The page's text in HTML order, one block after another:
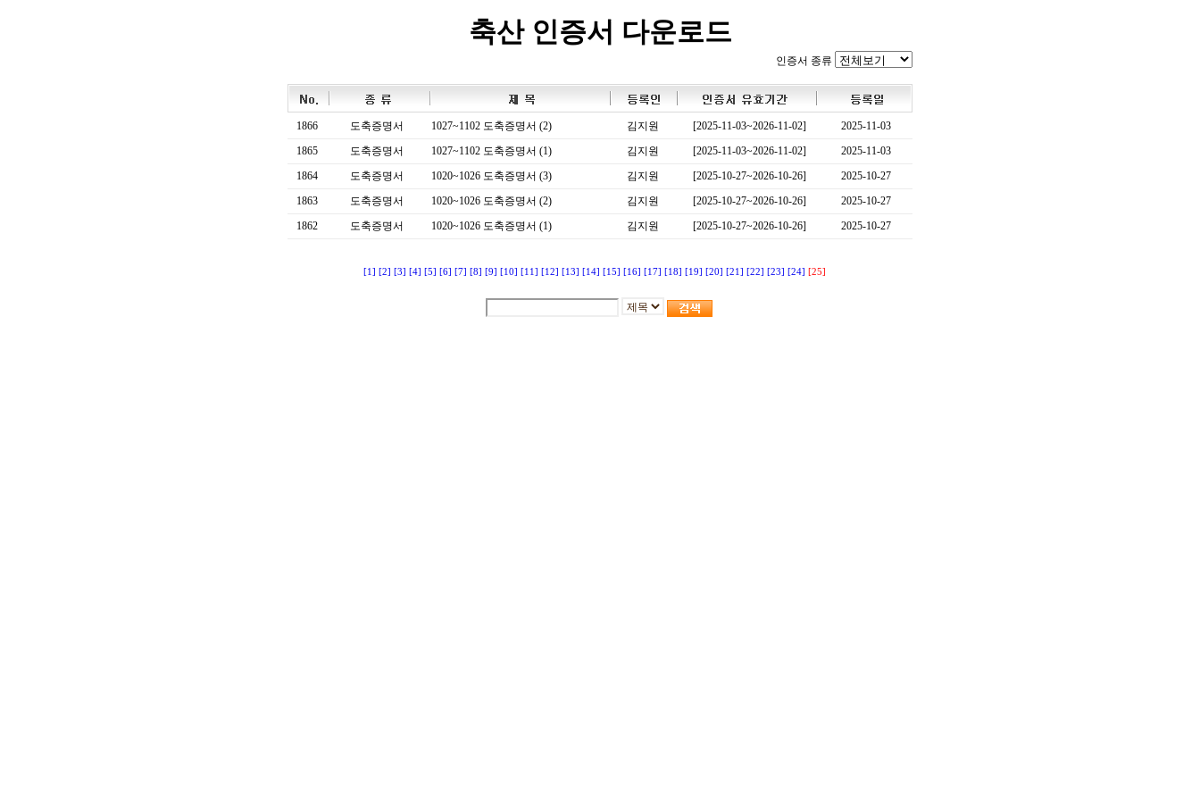
축산 인증서 다운로드
인증서 종류
1866 도축증명서 1027~1102 도축증명서 (2) 김지원 [2025-11-03~2026-11-02]
2025-11-03
1865
도축증명서 1027~1102 도축증명서 (1) 김지원 [2025-11-03~2026-11-02]
2025-11-03
1864
도축증명서 1020~1026 도축증명서 (3) 김지원 [2025-10-27~2026-10-26]
2025-10-27
1863
도축증명서 1020~1026 도축증명서 (2) 김지원 [2025-10-27~2026-10-26]
2025-10-27
1862
도축증명서 1020~1026 도축증명서 (1) 김지원 [2025-10-27~2026-10-26] 2025-10-27
[1] [2] [3] [4] [5] [6] [7] [8] [9] [10] [11] [12] [13] [14] [15] [16] [17] [18] [19] [20] [21] [22] [23] [24] [25]